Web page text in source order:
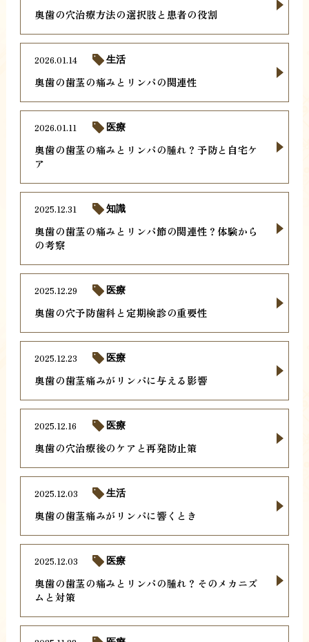
奥歯の穴治療方法の選択肢と患者の役割
奥歯の歯茎の痛みとリンパの関連性
2026.01.14 生活
奥歯の歯茎の痛みとリンパの腫れ？予防と自宅ケ
ア
2026.01.11 医療
奥歯の歯茎の痛みとリンパ節の関連性？体験から
の考察
2025.12.31 知識
奥歯の穴予防歯科と定期検診の重要性
2025.12.29 医療
奥歯の歯茎痛みがリンパに与える影響
2025.12.23 医療
奥歯の穴治療後のケアと再発防止策
2025.12.16 医療
奥歯の歯茎痛みがリンパに響くとき
2025.12.03 生活
奥歯の歯茎の痛みとリンパの腫れ？そのメカニズ
ムと対策
2025.12.03 医療